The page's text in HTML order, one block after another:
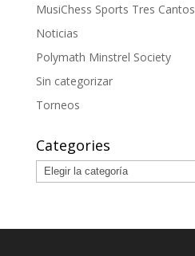
MusiChess Sports Tres Cantos
Noticias
Polymath Minstrel Society
Sin categorizar
Torneos
Categories
Categories